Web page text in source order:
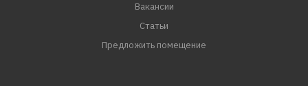
Вакансии
Статьи
Предложить помещение